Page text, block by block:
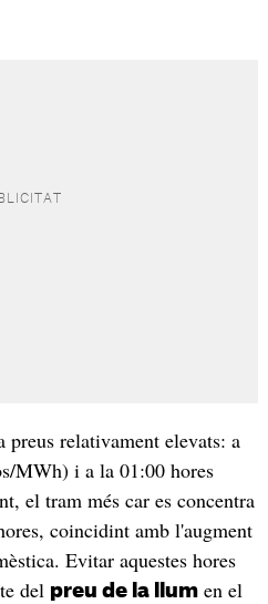
relativament elevats: a
MWh) i a la 01:00 hores
el tram més car es concentra
coincidint amb l'augment
Evitar aquestes hores
del preu de la llumen el